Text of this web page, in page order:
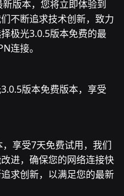
版本，您将立即体验到
不断追求技术创新，致力
极光3.0.5版本免费的最
连接。
版本免费版本，享受
享受7天免费试用，我们
进，确保您的网络连接快
求创新，以满足您的最新